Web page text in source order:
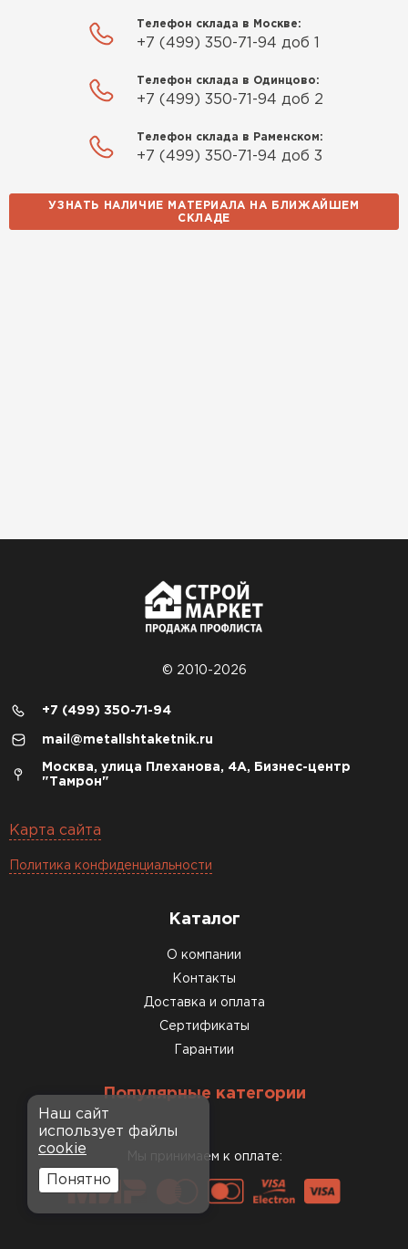
Телефон склада в Москве:
+7 (499) 350-71-94 доб 1
Телефон склада в Одинцово:
+7 (499) 350-71-94 доб 2
Телефон склада в Раменском:
+7 (499) 350-71-94 доб 3
УЗНАТЬ НАЛИЧИЕ МАТЕРИАЛА НА БЛИЖАЙШЕМ
СКЛАДЕ
© 2010-2026
+7 (499) 350-71-94
mail@metallshtaketnik.ru
Москва, улица Плеханова, 4А, Бизнес-центр
"Тамрон"
Карта сайта
Политика конфиденциальности
Каталог
О компании
Контакты
Доставка и оплата
Сертификаты
Гарантии
Популярные категории
Мы принимаем к оплате:
Наш сайт
использует файлы
cookie
Понятно